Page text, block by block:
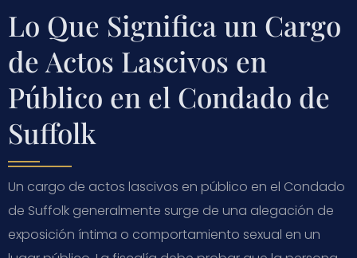
Lo Que Significa un Cargo
de Actos Lascivos en
Público en el Condado de
Suffolk
Un cargo de actos lascivos en público en el Condado
de Suffolk generalmente surge de una alegación de
exposición íntima o comportamiento sexual en un